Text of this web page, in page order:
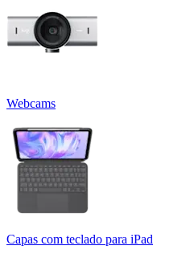
Webcams
Capas com teclado para iPad